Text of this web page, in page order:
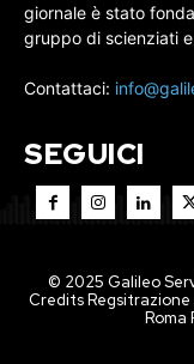
giornale è stato
gruppo di scienziati
Contattaci:
SEGUICI
© 2025 Galileo
Credits
Roma